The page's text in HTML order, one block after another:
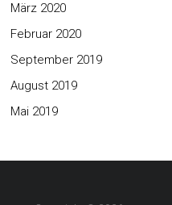
März 2020
Februar 2020
September 2019
August 2019
Mai 2019